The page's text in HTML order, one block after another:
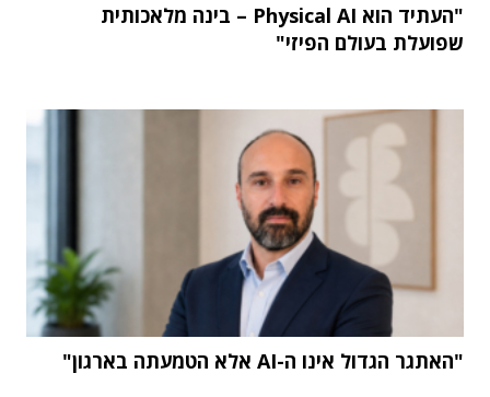
"העתיד הוא Physical AI – בינה מלאכותית
שפועלת בעולם הפיזי"
"האתגר הגדול אינו ה-AI אלא הטמעתה בארגון"